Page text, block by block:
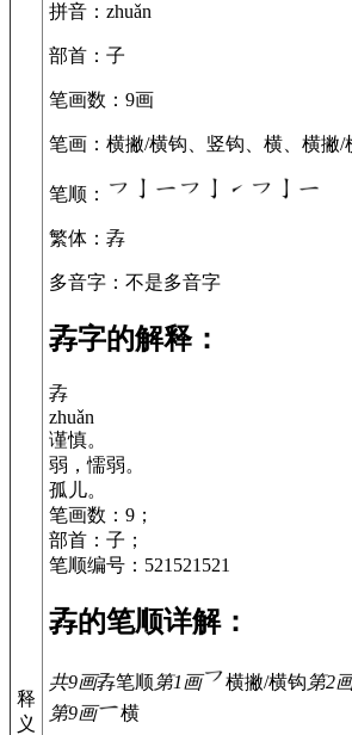
释
义
拼音 ：zhuǎn
部首 ：子
笔画数 ：9画
笔画 ：横撇/横钩、竖钩、横、横
笔顺 ：
繁体 ：孨
多音字 ：不是多音字
孨字的解释：
孨
zhuǎn
谨慎。
弱，懦弱。
孤儿。
笔画数：9；
部首：子；
笔顺编号：521521521
孨的笔顺详解：
共9画孨笔顺第1画 横撇/横钩第2
第9画
横